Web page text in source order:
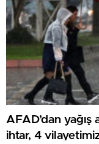
AFAD’dan yağış
ihtar, 4